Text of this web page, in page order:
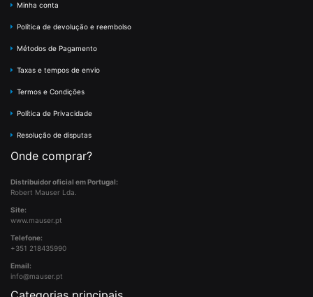
Minha conta
Política de devolução e reembolso
Métodos de Pagamento
Taxas e tempos de envio
Termos e Condições
Política de Privacidade
Resolução de disputas
Onde comprar?
Distribuidor oficial em Portugal:
Robert Mauser Lda.
Site:
www.mauser.pt
Telefone:
+351 218435990
Email:
info@mauser.pt